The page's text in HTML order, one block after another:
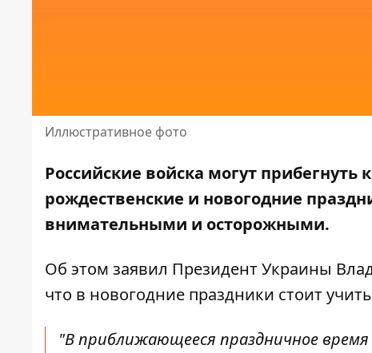
Иллюстративное фото
Российские войска могут
рождественские и новогодние
внимательными и осторожными.
Об этом заявил Президент Украины
что в новогодние праздники стоит
"В приближающееся праздничное